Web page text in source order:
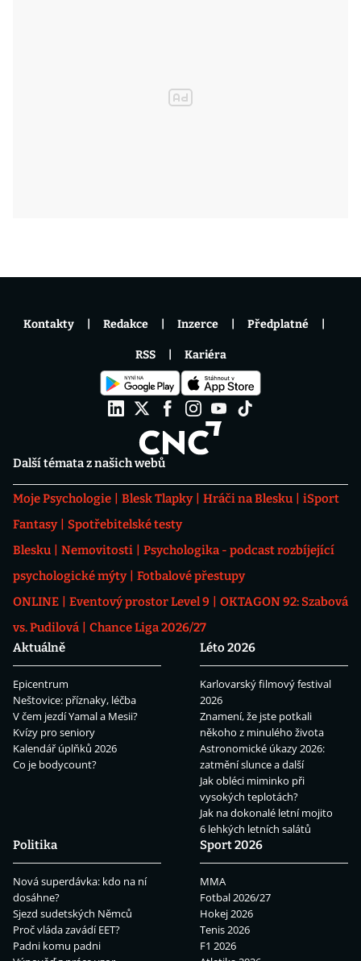
Další témata z našich webů
Moje Psychologie Blesk Tlapky Hráči na Blesku
iSport
Fantasy
Spotřebitelské testy
Blesku
Nemovitosti
Psychologika - podcast rozbíjející
psychologické mýty
Fotbalové přestupy
ONLINE
Eventový prostor Level 9
OKTAGON 92: Szabová
vs. Pudilová
Chance Liga 2026/27
Aktuálně
Epicentrum
Neštovice: příznaky, léčba
V čem jezdí Yamal a Mesii?
Kvízy pro seniory
Kalendář úplňků 2026
Co je bodycount?
Léto 2026
Karlovarský filmový festival
2026
Znamení, že jste potkali
někoho z minulého života
Astronomické úkazy 2026:
zatmění slunce a další
Jak obléci miminko při
vysokých teplotách?
Jak na dokonalé letní mojito
6 lehkých letních salátů
Politika
Nová superdávka: kdo na ní
dosáhne?
Sjezd sudetských Němců
Proč vláda zavádí EET?
Padni komu padni
Sport 2026
MMA
Fotbal 2026/27
Hokej 2026
Tenis 2026
F1 2026
Kontakty Redakce Inzerce Předplatné
RSS Kariéra